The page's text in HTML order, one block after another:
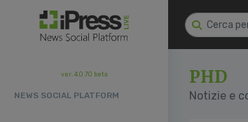
ver. 4.0.70 beta
NEWS SOCIAL PLATFORM
PHD
Notizie e